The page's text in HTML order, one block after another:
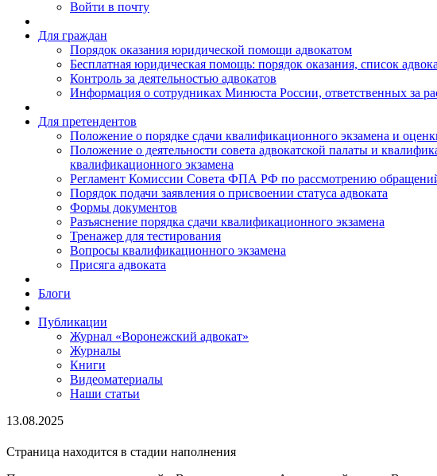
Войти в почту
Для граждан
Порядок оказания юридической помощи адвокатом
Бесплатная юридическая помощь: порядок оказания, список
Контроль за деятельностью адвокатов
Информация о сотрудниках Минюста России, ответственных за
Для претендентов
Положение о порядке сдачи квалификационного экзамена и
Положение о деятельности совета адвокатской палаты и
квалификационного экзамена
Регламент Комиссии Совета ФПА РФ по рассмотрению обращений
Порядок подачи заявления о присвоении статуса адвоката
Формы документов
Разъяснение порядка сдачи квалификационного экзамена
Тренажер для тестирования
Вопросы квалификационного экзамена
Присяга адвоката
Блоги
Публикации
Журнал «Воронежский адвокат»
Журналы
Книги
Видеоматериалы
Наши статьи
13.08.2025
Страница находится в стадии наполнения